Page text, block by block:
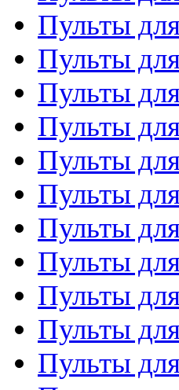
Пульты
Пульты
Пульты
Пульты
Пульты
Пульты
Пульты
Пульты
Пульты
Пульты
Пульты